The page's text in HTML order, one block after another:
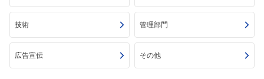
技術 管理部門
広告宣伝 その他